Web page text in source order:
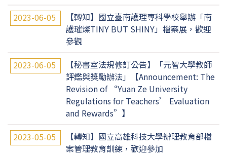
2023-06-05
【轉知】國立臺南護理專科學校舉辦「南
護璀燦TINY BUT SHINY」檔案展，歡迎
參觀
2023-06-05
【秘書室法規修訂公告】「元智大學教師
評鑑與獎勵辦法」【Announcement: The
Revision of “Yuan Ze University
Regulations for Teachers’ Evaluation
and Rewards”】
2023-05-05
【轉知】國立高雄科技大學辦理教育部檔
案管理教育訓練，歡迎參加